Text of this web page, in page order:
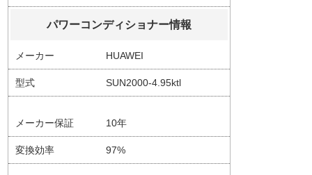
パワーコンディショナー情報
メーカー HUAWEI
型式 SUN2000-4.95ktl
メーカー保証 10年
変換効率 97%